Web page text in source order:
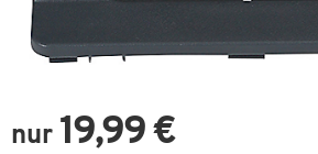
nur 19,99 €